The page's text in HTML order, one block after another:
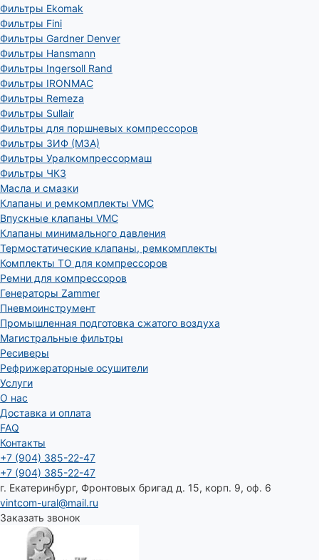
Фильтры Ekomak
Фильтры Fini
Фильтры Gardner Denver
Фильтры Hansmann
Фильтры Ingersoll Rand
Фильтры IRONMAC
Фильтры Remeza
Фильтры Sullair
Фильтры для поршневых компрессоров
Фильтры ЗИФ (МЗА)
Фильтры Уралкомпрессормаш
Фильтры ЧКЗ
Масла и смазки
Клапаны и ремкомплекты VMC
Впускные клапаны VMC
Клапаны минимального давления
Термостатические клапаны, ремкомплекты
Комплекты ТО для компрессоров
Ремни для компрессоров
Генераторы Zammer
Пневмоинструмент
Промышленная подготовка сжатого воздуха
Магистральные фильтры
Ресиверы
Рефрижераторные осушители
Услуги
О нас
Доставка и оплата
FAQ
Контакты
+7 (904) 385-22-47
+7 (904) 385-22-47
г. Екатеринбург, Фронтовых бригад д. 15, корп. 9, оф. 6
vintcom-ural@mail.ru
Заказать звонок